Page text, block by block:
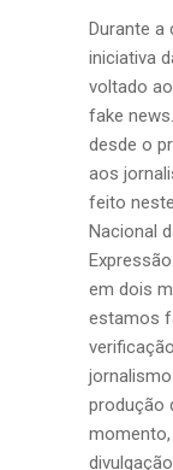
Durante a
iniciativa
voltado
fake
desde o
aos
feito
Nacional
em dois
estamos
produção